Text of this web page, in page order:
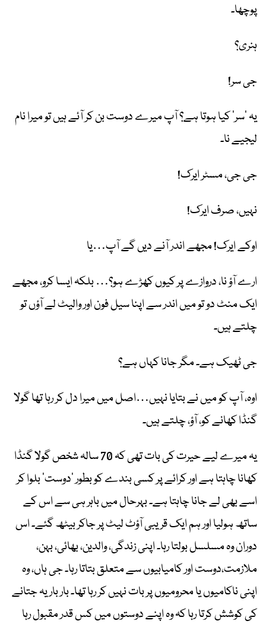
پوچھا۔
ہنری؟
جی سر!
یہ ’سر‘ کیا ہوتا ہے؟ آپ میرے دوست بن کر آئے ہیں تو میرا نام
لیجیے نا۔
جی جی، مسٹر ایرک!
نہیں، صرف ایرک!
اوکے ایرک! مجھے اندر آنے دیں گے آپ…یا
ارے آؤ نا، دروازے پر کیوں کھڑے ہو؟… بلکہ ایسا کرو، مجھے
ایک منٹ دو تو میں اندر سے اپنا سیل فون اور والیٹ لے آؤں تو
چلتے ہیں۔
جی ٹھیک ہے۔ مگر جانا کہاں ہے؟
اوہ، آپ کو میں نے بتایا نہیں…اصل میں میرا دل کر رہا تھا گولا
گنڈا کھانے کو، آؤ، چلتے ہیں۔
یہ میرے لیے حیرت کی بات تھی کہ 70 سالہ شخص گولا گنڈا
کھانا چاہتا ہے اور کرائے پر کسی بندے کو بطور ’دوست‘ بلوا کر
اسے بھی لے جانا چاہتا ہے۔ بہرحال میں باہر ہی سے اس کے
ساتھ ہولیا اور ہم ایک قریبی آؤٹ لیٹ پر جاکر بیٹھ گئے۔ اس
دوران وہ مسلسل بولتا رہا۔ اپنی زندگی، والدین، بھائی، بہن،
ملازمت،دوست اور کامیابیوں سے متعلق بتاتا رہا۔ جی ہاں، وہ
اپنی ناکامیوں یا محرومیوں پر بات نہیں کر رہا تھا۔ بار بار یہ جتانے
کی کوشش کرتا رہا کہ وہ اپنے دوستوں میں کس قدر مقبول رہا